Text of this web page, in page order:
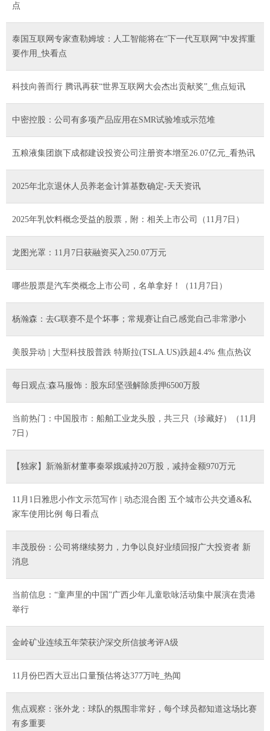
点
泰国互联网专家查勒姆坡：人工智能将在“下一代互联网”中发挥重
要作用_快看点
科技向善而行 腾讯再获“世界互联网大会杰出贡献奖”_焦点短讯
中密控股：公司有多项产品应用在SMR试验堆或示范堆
五粮液集团旗下成都建设投资公司注册资本增至26.07亿元_看热讯
2025年北京退休人员养老金计算基数确定-天天资讯
2025年乳饮料概念受益的股票，附：相关上市公司（11月7日）
龙图光罩：11月7日获融资买入250.07万元
哪些股票是汽车类概念上市公司，名单拿好！（11月7日）
杨瀚森：去G联赛不是个坏事；常规赛让自己感觉自己非常渺小
美股异动 | 大型科技股普跌 特斯拉(TSLA.US)跌超4.4% 焦点热议
每日观点:森马服饰：股东邱坚强解除质押6500万股
当前热门：中国股市：船舶工业龙头股，共三只（珍藏好）（11月
7日）
【独家】新瀚新材董事秦翠娥减持20万股，减持金额970万元
11月1日雅思小作文示范写作 | 动态混合图 五个城市公共交通&私
家车使用比例 每日看点
丰茂股份：公司将继续努力，力争以良好业绩回报广大投资者 新
消息
当前信息：“童声里的中国”广西少年儿童歌咏活动集中展演在贵港
举行
金岭矿业连续五年荣获沪深交所信披考评A级
11月份巴西大豆出口量预估将达377万吨_热闻
焦点观察：张外龙：球队的氛围非常好，每个球员都知道这场比赛
有多重要